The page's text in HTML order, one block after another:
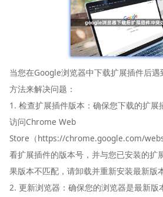
当您在Google浏览器中下载扩展插件后
方法来解决问题：
1. 检查扩展插件版本：确保您下载的扩展
访问Chrome Web
Store（https://chrome.google.com/
看扩展插件的版本号，并与您已安装的扩
果版本不匹配，请卸载并重新安装最新版
2. 更新浏览器：确保您的浏览器是最新